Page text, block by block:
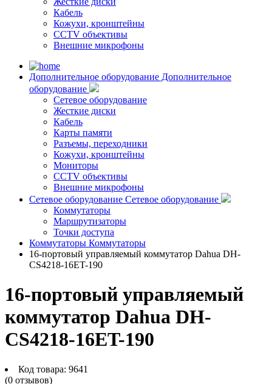
Кабель
Кожухи, кронштейны
CCTV объективы
Внешние микрофоны
Дополнительное оборудование Дополнительное
оборудование
Сетевое оборудование
Жесткие диски
Кабель
Карты памяти
Разъемы, переходники
Кожухи, кронштейны
Мониторы
CCTV объективы
Внешние микрофоны
Сетевое оборудование Сетевое оборудование
Коммутаторы
Маршрутизаторы
Точки доступа
Коммутаторы Коммутаторы
16-портовый управляемый коммутатор Dahua DH-
CS4218-16ET-190
16-портовый управляемый
коммутатор Dahua DH-
CS4218-16ET-190
Код товара: 9641
(0 отзывов)